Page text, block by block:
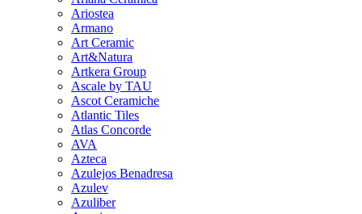
Ariostea
Armano
Art Ceramic
Art&Natura
Artkera Group
Ascale by TAU
Ascot Ceramiche
Atlantic Tiles
Atlas Concorde
AVA
Azteca
Azulejos Benadresa
Azulev
Azuliber